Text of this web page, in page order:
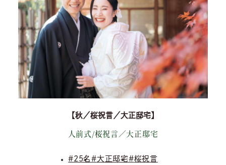
コンセプト
披露宴
フォトウェディング
プラン
ウェディングレポート
レストラン
【秋／桜祝言／大正邸宅】
人前式/桜祝言／大正邸宅
25名 大正邸宅 桜祝言